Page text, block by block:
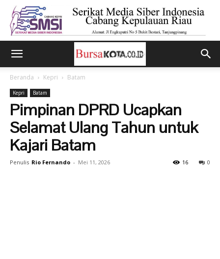
Beranda Kepri Batam
Kepri Batam
Pimpinan DPRD Ucapkan
Selamat Ulang Tahun untuk
Kajari Batam
Penulis Rio Fernando - Mei 11, 2026 0
16